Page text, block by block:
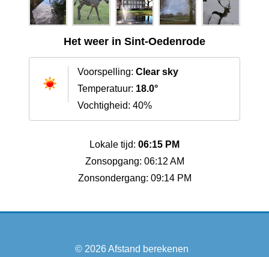
Het weer in Sint-Oedenrode
Voorspelling: Clear sky
Temperatuur: 18.0°
Vochtigheid: 40%
Lokale tijd: 06:15 PM
Zonsopgang: 06:12 AM
Zonsondergang: 09:14 PM
© 2026Afstand berekenen